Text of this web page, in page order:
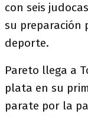
con seis
su preparación
deporte.
Pareto llega a
plata en su
parate por la